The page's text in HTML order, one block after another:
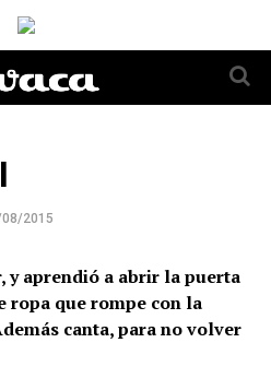
2015
y aprendió a abrir la puerta
ropa que rompe con la
canta, para no volver